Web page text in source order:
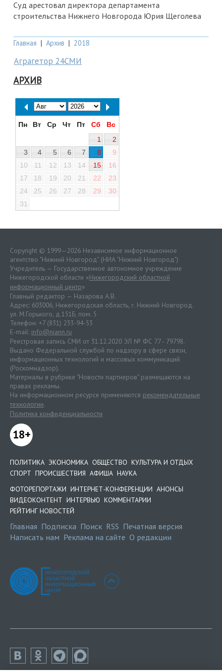
Суд арестовал директора департамента
строительства Нижнего Новгорода Юрия Щеголева
Главная | Архив | 2018
Аграгетор 24СМИ
АРХИВ
Пн Вт Ср Чт Пт Сб
Вс
1
2
3
4 5 6 7 8
9
10
11 12 13 14 15
16
17
18 19 20 21 22
23
24
25 26 27 28 29
30
31
Copyright © 1999—2026 Независимое информационное
агентство "Нижний Новгород" (НИА "Нижний Новгород")
Учредитель — Государственное автономное учреждение
Нижегородской области «Нижегородский областной
информационный центр»
Главный редактор — Назарова А.В.
Адрес: 603006, Нижегородская область, г. Нижний Новгород.
ул. М.Горького, д.151Б, пом. 5
Телефон: +7 (831) 233-94-53
E-mail: info@niann.ru
Реестровая запись СМИ от 31.12.2020 ЭЛ № ФС 77 - 79798.
Выдано Федеральной службой по надзору в сфере связи,
информационных технологий и массовых коммуникаций
(Роскомнадзор).
Материалы в рубрике "Новости партнеров" размещаются на
правах рекламы.
На информационном ресурсе применяются рекомендательные
технологии.
Политика конфиденциальности
18+
ПОЛИТИКА ЭКОНОМИКА ОБЩЕСТВО КУЛЬТУРА И ОТДЫХ
СПОРТ ПРОИСШЕСТВИЯ АФИША НАУКА
ФОТОРЕПОРТАЖИ ИНТЕРНЕТ-КОНФЕРЕНЦИИ АНОНСЫ
ВИДЕОКОНТЕНТ ИНТЕРВЬЮ КОММЕНТАРИИ
РЕЙТИНГ НОВОСТЕЙ
Главная Подписка Поиск RSS Печатная версия
Написать нам Реклама на сайте О редакции